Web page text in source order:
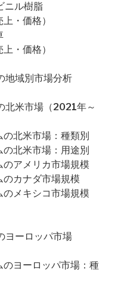
ニル樹脂
・価格）
・価格）
地域別市場分析
北米市場（2021年～
北米市場：種類別
北米市場：用途別
アメリカ市場規模
カナダ市場規模
メキシコ市場規模
ヨーロッパ市場
ヨーロッパ市場：種